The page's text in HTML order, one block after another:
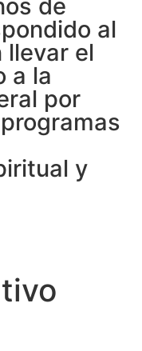
de
al
llevar el
a la
por
y